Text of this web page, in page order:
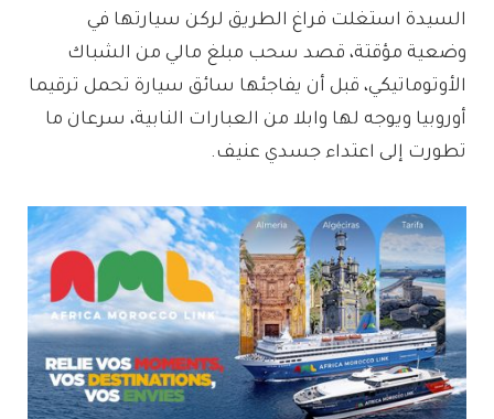
السيدة استغلت فراغ الطريق لركن سيارتها في
وضعية مؤقتة، قصد سحب مبلغ مالي من الشباك
الأوتوماتيكي، قبل أن يفاجئها سائق سيارة تحمل ترقيما
أوروبيا ويوجه لها وابلا من العبارات النابية، سرعان ما
تطورت إلى اعتداء جسدي عنيف.